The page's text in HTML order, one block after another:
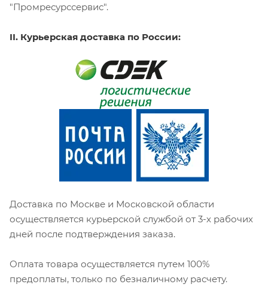
"Промресурссервис".
II. Курьерская доставка по России:
Доставка по Москве и Московской области
осуществляется курьерской службой от 3-х рабочих
дней после подтверждения заказа.
Оплата товара осуществляется путем 100%
предоплаты, только по безналичному расчету.